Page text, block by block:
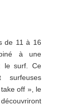
de 11 à 16
à une
le surf. Ce
off », le